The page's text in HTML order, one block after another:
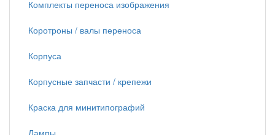
Комплекты переноса изображения
Коротроны / валы переноса
Корпуса
Корпусные запчасти / крепежи
Краска для минитипографий
Лампы